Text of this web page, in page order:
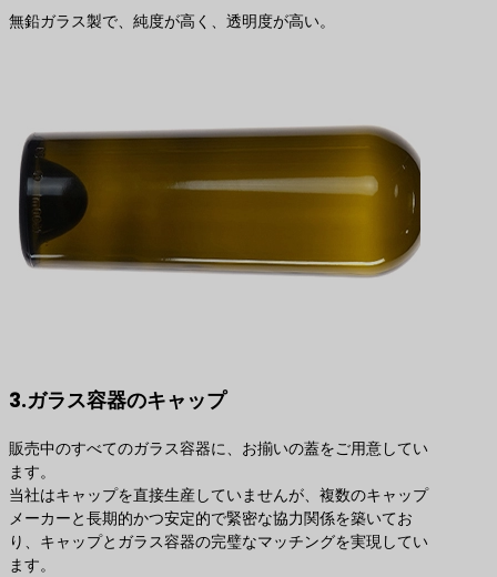
無鉛ガラス製で、純度が高く、透明度が高い。
3.ガラス容器のキャップ
販売中のすべてのガラス容器に、お揃いの蓋をご用意してい
ます。
当社はキャップを直接生産していませんが、複数のキャップ
メーカーと長期的かつ安定的で緊密な協力関係を築いてお
り、キャップとガラス容器の完璧なマッチングを実現してい
ます。